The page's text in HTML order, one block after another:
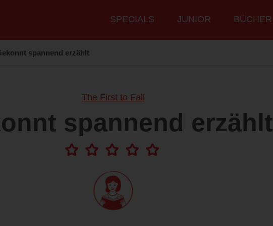
Hauptmenü
SPECIALS JUNIOR BÜCHER
spannend erzählt
The First to Fall
spannend erzählt